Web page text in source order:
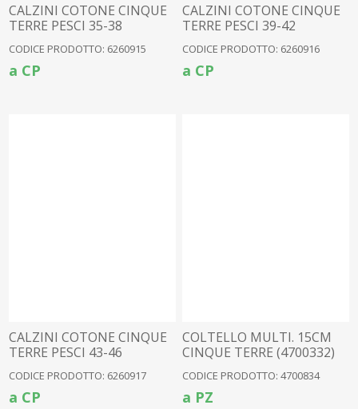
CALZINI COTONE CINQUE
TERRE PESCI 35-38
CODICE PRODOTTO: 6260915
a CP
CALZINI COTONE CINQUE
TERRE PESCI 39-42
CODICE PRODOTTO: 6260916
a CP
CALZINI COTONE CINQUE
TERRE PESCI 43-46
CODICE PRODOTTO: 6260917
a CP
COLTELLO MULTI. 15CM
CINQUE TERRE (4700332)
CODICE PRODOTTO: 4700834
a PZ